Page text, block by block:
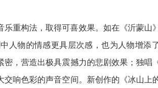
重构法，取得可喜效果。如在《沂蒙山
人物的情感更具层次感，也为人物增添
密，营造出极具震撼力的悲剧效果；独唱
响色彩的声音空间。新创作的《冰山上